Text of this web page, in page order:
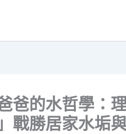
爸的水哲學：
戰勝居家水垢